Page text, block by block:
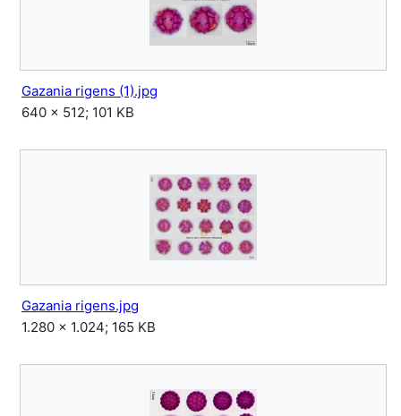
Gazania rigens (1).jpg
640 × 512; 101 KB
Gazania rigens.jpg
1.280 × 1.024; 165 KB